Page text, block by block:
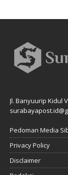
Jl. Banyuurip Kidul
Pedoman Media
Privacy Policy
Disclaimer